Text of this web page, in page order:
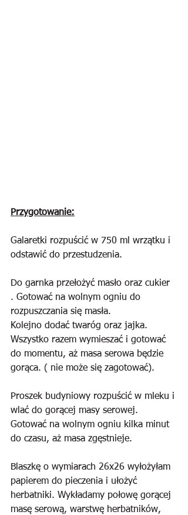
Przygotowanie:
Galaretki rozpuścić w 750 ml wrzątku i
odstawić do przestudzenia.
Do garnka przełożyć masło oraz cukier
. Gotować na wolnym ogniu do
rozpuszczania się masła.
Kolejno dodać twaróg oraz jajka.
Wszystko razem wymieszać i gotować
do momentu, aż masa serowa będzie
gorąca. ( nie może się zagotować).
Proszek budyniowy rozpuścić w mleku i
wlać do gorącej masy serowej.
Gotować na wolnym ogniu kilka minut
do czasu, aż masa zgęstnieje.
Blaszkę o wymiarach 26x26 wyłożyłam
papierem do pieczenia i ułożyć
herbatniki. Wykładamy połowę gorącej
masę serową, warstwę herbatników,